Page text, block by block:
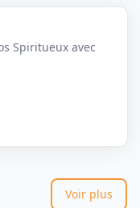
Spiritueux avec
Voir plus